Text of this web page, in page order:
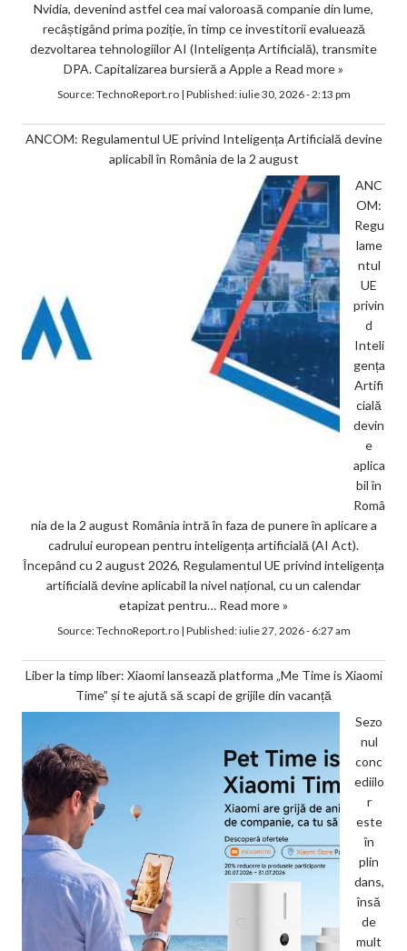
Nvidia, devenind astfel cea mai valoroasă companie din lume,
recâștigând prima poziție, în timp ce investitorii evaluează
dezvoltarea tehnologiilor AI (Inteligența Artificială), transmite
DPA. Capitalizarea bursieră a Apple a Read more »
Source:TechnoReport.ro| Published:iulie 30, 2026 - 2:13 pm
ANCOM: Regulamentul UE privind Inteligența Artificială devine
aplicabil în România de la 2 august
ANC
OM:
Regu
lame
ntul
UE
privin
d
Inteli
gența
Artifi
cială
devin
e
aplica
bil în
Româ
nia de la 2 august România intră în faza de punere în aplicare a
cadrului european pentru inteligența artificială (AI Act).
Începând cu 2 august 2026, Regulamentul UE privind inteligența
artificială devine aplicabil la nivel național, cu un calendar
etapizat pentru… Read more »
Source:TechnoReport.ro| Published:iulie 27, 2026 - 6:27 am
Liber la timp liber: Xiaomi lansează platforma „Me Time is Xiaomi
Time” și te ajută să scapi de grijile din vacanță
Sezo
nul
conc
ediilo
r
este
în
plin
dans,
însă
de
mult